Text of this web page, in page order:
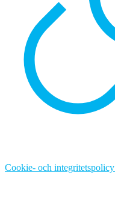
Cookie- och integritetspolicy